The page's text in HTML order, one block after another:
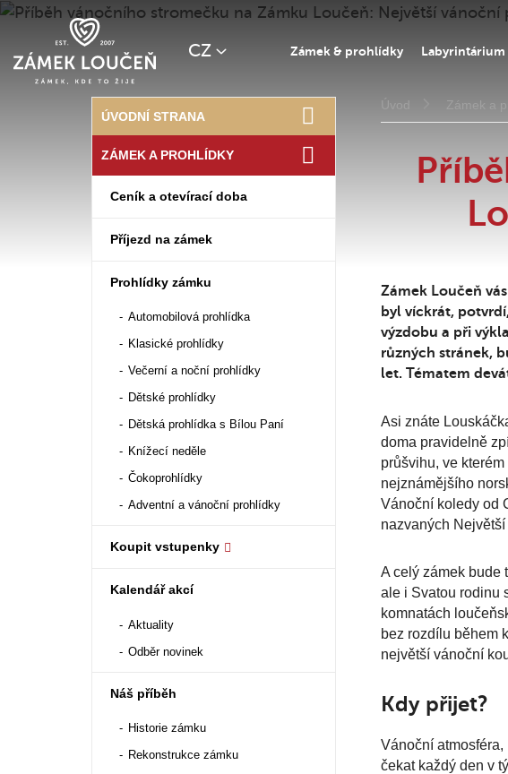
CZ Zámek & prohlídky Labyrintárium
Úvod Zámek a
Zámek Loučeň
byl víckrát,
výzdobu a při
různých stránek,
let. Tématem
Asi znáte
doma pravidelně
průšvihu, ve
nejznámějšího
Vánoční koledy od
nazvaných
A celý zámek bude
ale i Svatou rodinu
komnatách
bez rozdílu během
největší vánoční
Kdy přijet?
Vánoční
čekat každý den v
ÚVODNÍ STRANA
ZÁMEK A PROHLÍDKY
Ceník a otevírací doba
Příjezd na zámek
Prohlídky zámku
Automobilová prohlídka
Klasické prohlídky
Večerní a noční prohlídky
Dětské prohlídky
Dětská prohlídka s Bílou Paní
Knížecí neděle
Čokoprohlídky
Adventní a vánoční prohlídky
Koupit vstupenky
Kalendář akcí
Aktuality
Odběr novinek
Náš příběh
Historie zámku
Rekonstrukce zámku